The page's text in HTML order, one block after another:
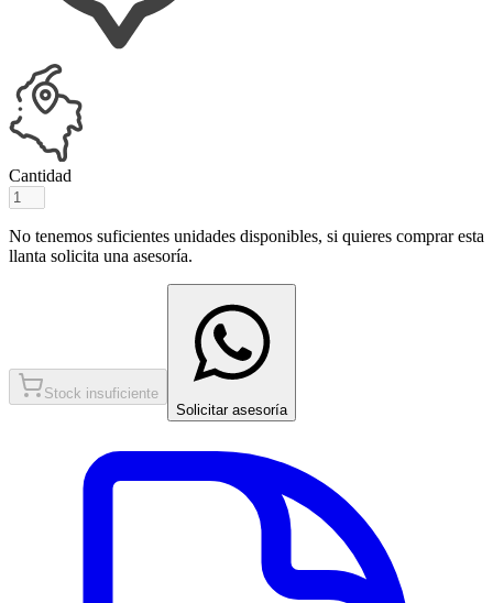
Cantidad
No tenemos suficientes unidades disponibles, si quieres comprar esta
llanta solicita una asesoría.
Stock insuficiente
Solicitar asesoría